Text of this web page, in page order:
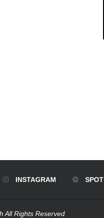
INSTAGRAM
All Rights Reserved